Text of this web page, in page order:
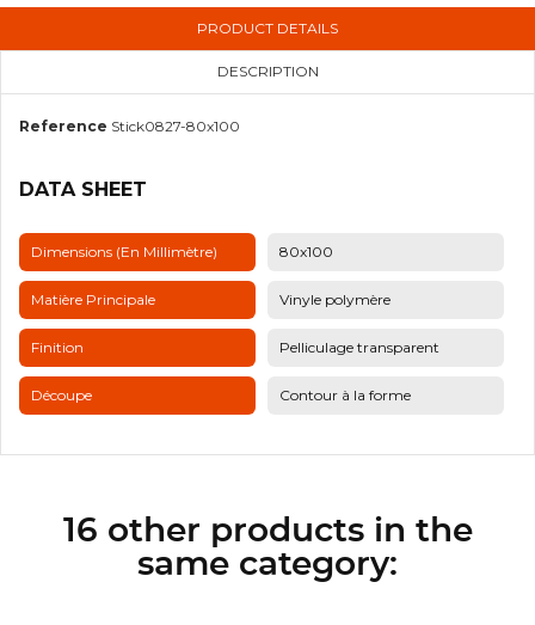
PRODUCT DETAILS
DESCRIPTION
Reference Stick0827-80x100
DATA SHEET
Dimensions (en Millimètre) 80x100
Matière Principale Vinyle polymère
Finition Pelliculage transparent
Découpe Contour à la forme
16 other products in the
same category: